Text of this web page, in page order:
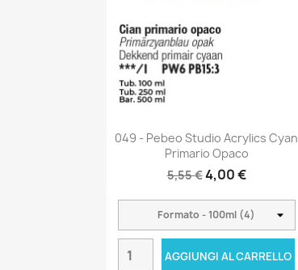
049 - Pebeo Studio Acrylics Cyan
Primario Opaco
5,55 €4,00 €
AGGIUNGI AL CARRELLO